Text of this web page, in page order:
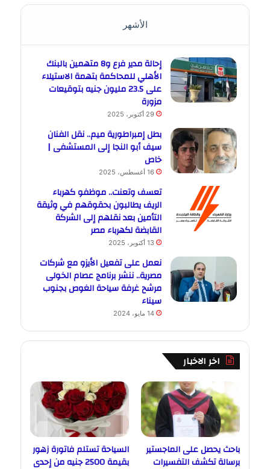
الأشهر
إحالة مدير فرع و8 متهمين بالبنك
الأهلي للمحاكمة بتهمة الاستيلاء
على 23.5 مليون جنيه بتوقيعات
مزورة
29 أكتوبر، 2025
بطل إمبراطورية ميم.. نقل الفنان
سيف أبو النجا إلى المستشفى |
خاص
16 أغسطس، 2025
تعسف وتعنت.. موظفو كهرباء
الريف يطالبون بحقوقهم في وثيقة
التأمين بعد نقلهم إلى الشركة
القابضة لكهرباء مصر
13 أكتوبر، 2025
نعمل على تفعيل الأيزو مع شركات
مصرية.. ننشر برنامج عصام الخولى
مرشح غرفة سياحة الغوص بجنوب
سيناء
14 مايو، 2024
اخر الاخبار
باحث يحصل على الماجستير
برسالة تكشف التفسيرات
السياحة تستلم فاتورة زهور
بقيمة 2500 جنيه من إحدى